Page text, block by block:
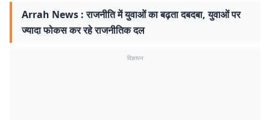
Arrah News : राजनीति में युवाओं का बढ़ता दबदबा, युवाओं पर
ज्यादा फोकस कर रहे राजनीतिक दल
विज्ञापन